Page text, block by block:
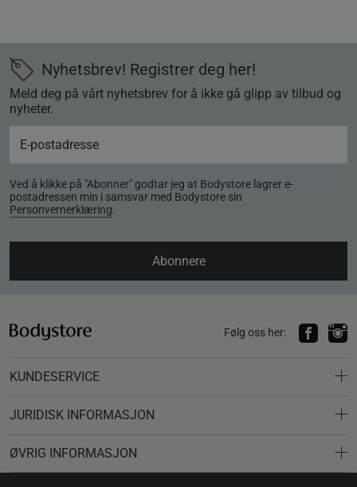
Nyhetsbrev! Registrer deg her!
Meld deg på vårt nyhetsbrev for å ikke gå glipp av tilbud og
nyheter.
Ved å klikke på "Abonner" godtar jeg at Bodystore lagrer e-
postadressen min i samsvar med Bodystore sin
Personvernerklæring.
Abonnere
Følg oss her:
KUNDESERVICE
JURIDISK INFORMASJON
ØVRIG INFORMASJON